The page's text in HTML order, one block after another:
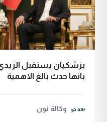
بزشكيان يستقبل
بانها حدث بالغ الاهمية
وكالة نون